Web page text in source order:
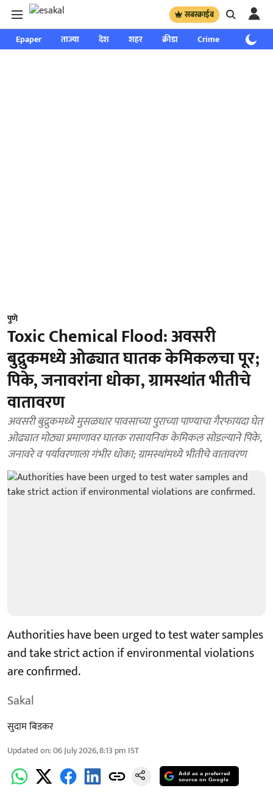
सबस्क्राईब
Epaper ताज्या देश शहर क्रीडा Crime साप्ताहिक
पुणे
Toxic Chemical Flood: अवसरी
बुद्रुकमध्ये ओढ्यात घातक केमिकलचा पूर;
पिके, जनावरांना धोका, ग्रामस्थांत भीतीचे
वातावरण
अवसरी बुद्रुकमध्ये मुसळधार पावसाच्या पुराच्या पाण्याचा गैरफायदा घेत
ओढ्यात मोठ्या प्रमाणावर घातक रासायनिक केमिकल सोडल्याने पिके,
जनावरे व पर्यावरणाला गंभीर धोका; ग्रामस्थांमध्ये भीतीचे वातावरण
Authorities have been urged to test water samples
and take strict action if environmental violations
are confirmed.
Sakal
सुदाम बिडकर
Updated on:06 July 2026, 8:13 pm IST
Add as a preferred
source on Google